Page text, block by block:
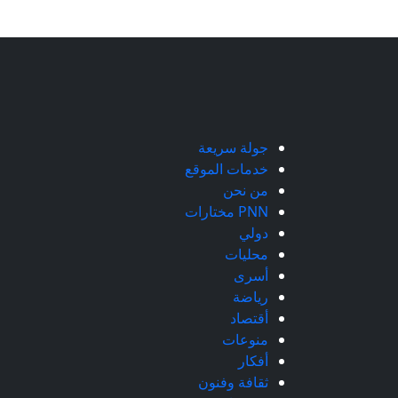
جولة سريعة
خدمات الموقع
من نحن
PNN مختارات
دولي
محليات
أسرى
رياضة
أقتصاد
منوعات
أفكار
ثقافة وفنون